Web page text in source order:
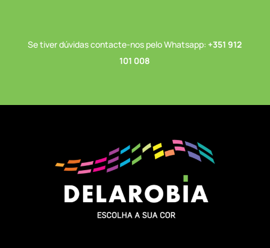
Se tiver dúvidas contacte-nos pelo Whatsapp: +351 912
101 008